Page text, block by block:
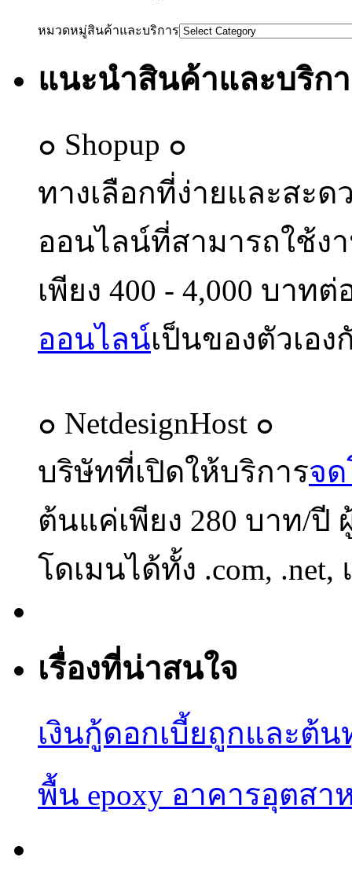
หมวดหมู่สินค้าและบริการ
แนะนำสินค้าและบริก
๐ Shopup ๐
ทางเลือกที่ง่ายและสะ
ออนไลน์ที่สามารถใช้ง
เพียง 400 - 4,000 บาท
ออนไลน์เป็นของตัวเอ
๐ NetdesignHost ๐
บริษัทที่เปิดให้บริการจ
ต้นแค่เพียง 280 บาท/ปี
โดเมนได้ทั้ง .com,
เรื่องที่น่าสนใจ
เงินกู้ดอกเบี้ยถูกและต้
พื้น epoxy อาคารอุตส